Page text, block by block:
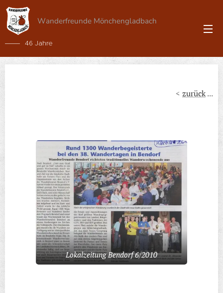
Wanderfreunde Mönchengladbach
46 Jahre
< zurück...
Lokalzeitung Bendorf 6/2010